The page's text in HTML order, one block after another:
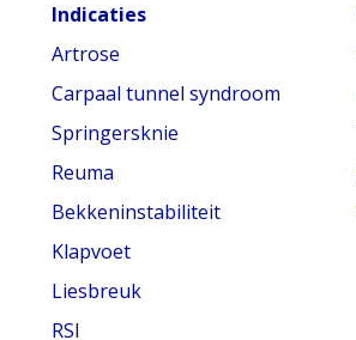
Indicaties
Artrose
Carpaal tunnel syndroom
Springersknie
Reuma
Bekkeninstabiliteit
Klapvoet
Liesbreuk
RSI